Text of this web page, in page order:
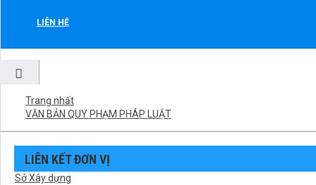
LIÊN HỆ
Trang nhất
VĂN BẢN QUY PHẠM PHÁP LUẬT
LIÊN KẾT ĐƠN VỊ
Sở Xây dựng